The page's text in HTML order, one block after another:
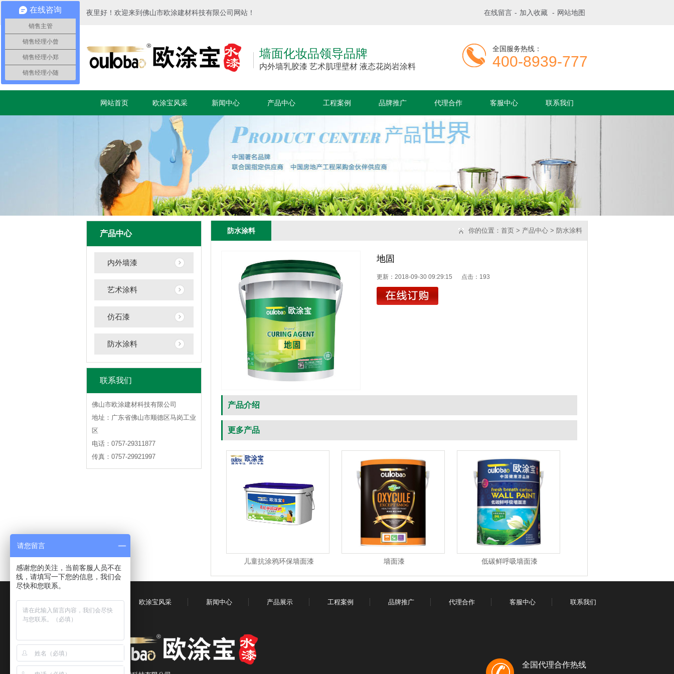
夜里好！欢迎来到佛山市欧涂建材科技有限公司网站！ 在线留言 - 加入收藏 - 网站地图
墙面化妆品领导品牌
内外墙乳胶漆 艺术肌理壁材 液态花岗岩涂料
全国服务热线：
400-8939-777
网站首页 欧涂宝风采 新闻中心 产品中心 工程案例 品牌推广 代理合作 客服中心 联系我们
产品中心
内外墙漆
艺术涂料
仿石漆
防水涂料
联系我们
佛山市欧涂建材科技有限公司
地址：广东省佛山市顺德区马岗工业
区
电话：0757-29311877
传真：0757-29921997
防水涂料 你的位置： 首页 > 产品中心 > 防水涂料
地固
更新：2018-09-30 09:29:15 点击： 193
产品介绍
更多产品
儿童抗涂鸦环保墙面漆 墙面漆 低碳鲜呼吸墙面漆
网站首页 欧涂宝风采 新闻中心 产品展示 工程案例 品牌推广 代理合作 客服中心 联系我们
全国代理合作热线
在线咨询
销售主管
销售经理小曾
销售经理小郑
销售经理小随
请您留言
感谢您的关注，当前客服人员不在
线，请填写一下您的信息，我们会
尽快和您联系。